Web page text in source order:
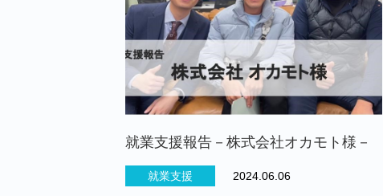
就業支援報告－株式会社オカモト様－
就業支援 2024.06.06